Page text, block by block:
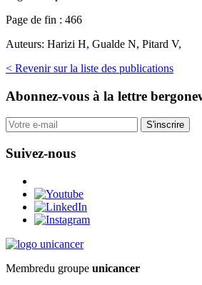
Page de fin : 466
Auteurs: Harizi H, Gualde N, Pitard V,
< Revenir sur la liste des publications
Abonnez-vous à la lettre
S'inscrire
Suivez-nous
Membredu groupe unicancer